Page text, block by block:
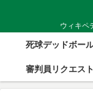
ウィキペ
死球デッドボー
審判員リクエス